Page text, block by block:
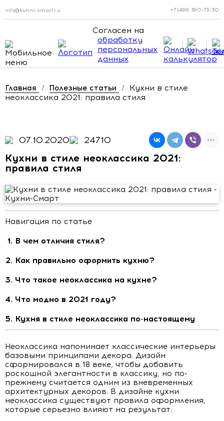
info@kuhni-smart.ru +7 (499) 390-73-30
Согласен на
обработку
персональных
данных
Главная / Полезные статьи /
Кухни в стиле
неоклассика 2021: правила стиля
07.10.2020 24710
Кухни в стиле неоклассика 2021:
правила стиля
Навигация по статье
В чем отличия стиля?
Как правильно оформить кухню?
Что такое неоклассика на кухне?
Что модно в 2021 году?
Кухня в стиле неоклассика по-настоящему
Неоклассика напоминает классические интерьеры
базовыми принципами декора. Дизайн
сформировался в 18 веке, чтобы добавить
роскошной элегантности в классику, но по-
прежнему считается одним из вневременных
архитектурных декоров. В дизайне кухни
неоклассика существуют правила оформления,
которые серьезно влияют на результат: